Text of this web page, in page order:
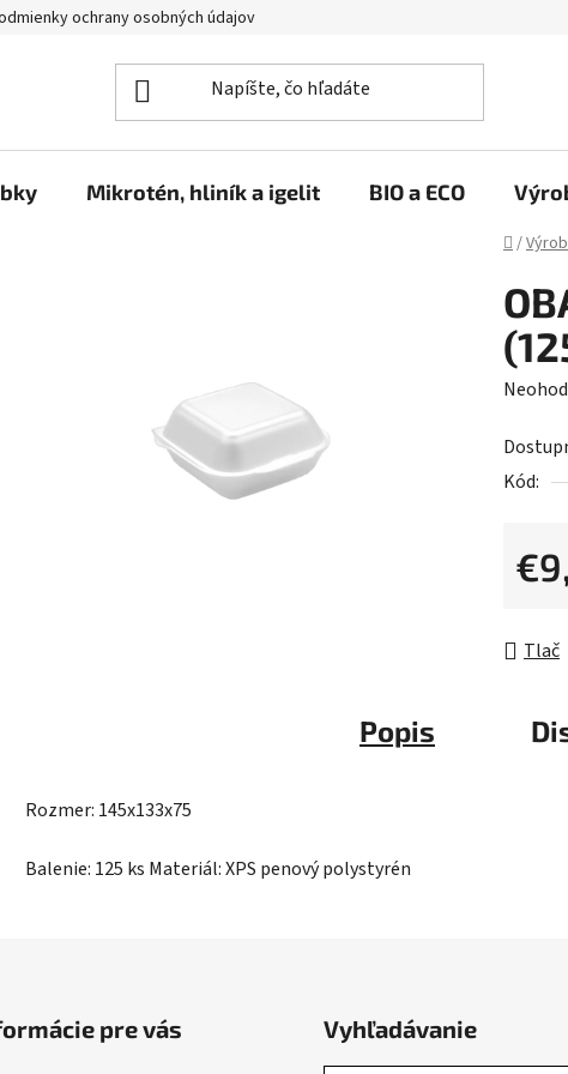
ochrany osobných údajov
Mikrotén, hliník a igelit BIO a ECO
Domov
/
je
Kód:
Tlač
Popis
Rozmer: 145x133x75
Balenie: 125 ks Materiál: XPS penový polystyrén
pre vás Vyhľadávanie